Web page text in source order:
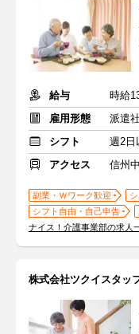
給与
時給
雇用形態
派遣
シフト
週2日
アクセス
信州
副業・Ｗワーク歓迎
シフト自由・自己申告
ナイス！介護事業部の求人
株式会社ツクイスタッ